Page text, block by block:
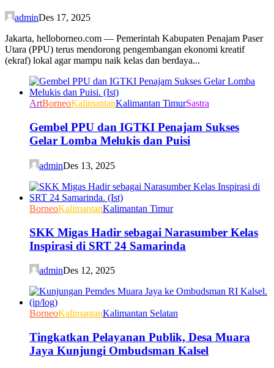
adminDes 17, 2025
Jakarta, helloborneo.com — Pemerintah Kabupaten Penajam Paser
Utara (PPU) terus mendorong pengembangan ekonomi kreatif
(ekraf) lokal agar mampu naik kelas dan berdaya...
ArtBorneoKalimantanKalimantan TimurSastra
Gembel PPU dan IGTKI Penajam Sukses
Gelar Lomba Melukis dan Puisi
adminDes 13, 2025
BorneoKalimantanKalimantan Timur
SKK Migas Hadir sebagai Narasumber Kelas
Inspirasi di SRT 24 Samarinda
adminDes 12, 2025
BorneoKalimantanKalimantan Selatan
Tingkatkan Pelayanan Publik, Desa Muara
Jaya Kunjungi Ombudsman Kalsel